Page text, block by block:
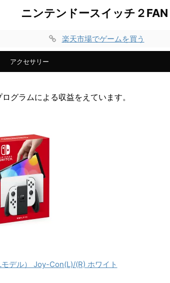
ニンテンドースイッチ２FAN
楽天市場でゲームを買う
アクセサリー
グラムによる収益をえています。
デル） Joy-Con(L)/(R) ホワイト